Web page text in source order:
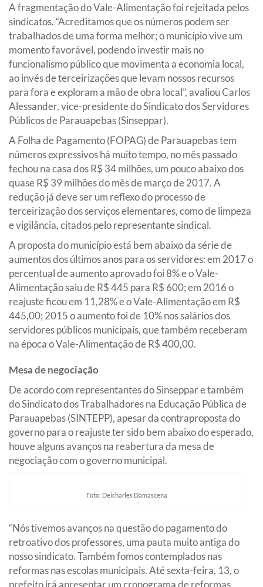
A fragmentação do Vale-Alimentação foi rejeitada pelos
sindicatos. “Acreditamos que os números podem ser
trabalhados de uma forma melhor; o município vive um
momento favorável, podendo investir mais no
funcionalismo público que movimenta a economia local,
ao invés de terceirizações que levam nossos recursos
para fora e exploram a mão de obra local”, avaliou Carlos
Alessander, vice-presidente do Sindicato dos Servidores
Públicos de Parauapebas (Sinseppar).
A Folha de Pagamento (FOPAG) de Parauapebas tem
números expressivos há muito tempo, no mês passado
fechou na casa dos R$ 34 milhões, um pouco abaixo dos
quase R$ 39 milhões do mês de março de 2017. A
redução já deve ser um reflexo do processo de
terceirização dos serviços elementares, como de limpeza
e vigilância, citados pelo representante sindical.
A proposta do município está bem abaixo da série de
aumentos dos últimos anos para os servidores: em 2017 o
percentual de aumento aprovado foi 8% e o Vale-
Alimentação saiu de R$ 445 para R$ 600; em 2016 o
reajuste ficou em 11,28% e o Vale-Alimentação em R$
445,00; 2015 o aumento foi de 10% nos salários dos
servidores públicos municipais, que também receberam
na época o Vale-Alimentação de R$ 400,00.
Mesa de negociação
De acordo com representantes do Sinseppar e também
do Sindicato dos Trabalhadores na Educação Pública de
Parauapebas (SINTEPP), apesar da contraproposta do
governo para o reajuste ter sido bem abaixo do esperado,
houve alguns avanços na reabertura da mesa de
negociação com o governo municipal.
Foto: Deicharles Damascena
“Nós tivemos avanços na questão do pagamento do
retroativo dos professores, uma pauta muito antiga do
nosso sindicato. Também fomos contemplados nas
reformas nas escolas municipais. Até sexta-feira, 13, o
prefeito irá apresentar um cronograma de reformas